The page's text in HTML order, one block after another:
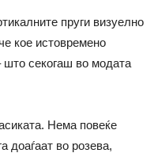
пруги визуелно
кое истовремено
што секогаш во модата
Нема повеќе
доаѓаат во розева,